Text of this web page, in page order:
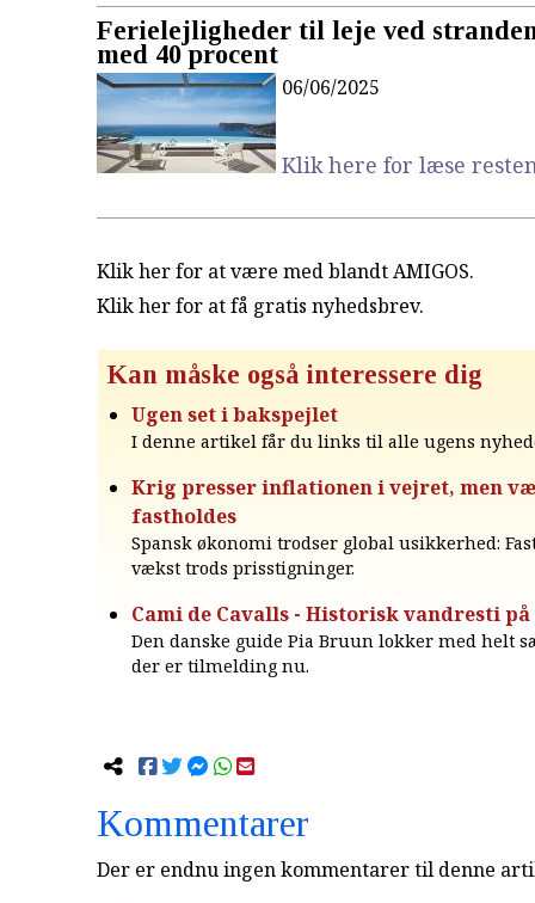
Ferielejligheder til leje ved
med 40 procent
06/06/2025
Klik here for læse
Klik her for at være med blandt AMIGOS.
Klik her for at få gratis nyhedsbrev.
Kan måske også interessere dig
Ugen set i bakspejlet
I denne artikel får du links til alle ugens
Krig presser inflationen i vejret, men
fastholdes
Spansk økonomi trodser global usikkerhed:
vækst trods prisstigninger.
Cami de Cavalls - Historisk vandresti
Den danske guide Pia Bruun lokker med helt
der er tilmelding nu.
Kommentarer
Der er endnu ingen kommentarer til denne